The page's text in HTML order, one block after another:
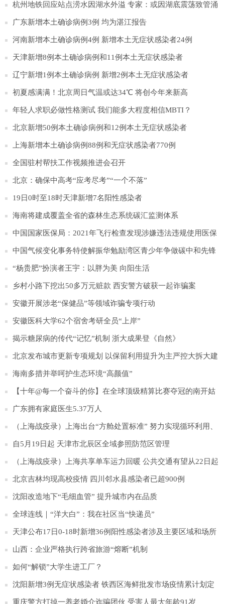
杭州地铁回应站点涝水因湖水外溢 专家：或因湖底震荡致管涌
广东新增本土确诊病例3例 均为湛江报告
河南新增本土确诊病例4例 新增本土无症状感染者24例
天津新增8例本土确诊病例和11例本土无症状感染者
辽宁新增1例本土确诊病例 新增2例本土无症状感染者
初夏感满满！北京周日气温或达34℃ 将创今年来新高
年轻人求职必做性格测试 我们能多大程度相信MBTI？
北京新增50例本土确诊病例和12例本土无症状感染者
上海新增本土确诊病例88例和无症状感染者770例
全国驻村帮扶工作视频推进会召开
北京：确保中高考“应考尽考”“一个不落”
19日0时至18时天津新增7名阳性感染者
海南将建成覆盖全省的森林生态系统碳汇监测体系
中国国家医保局：2021年飞行检查发现涉嫌违法违规使用医保
基金超5亿元
中国气候变化事务特使解振华勉励湾区青少年争做碳中和先锋
“杨贵肥”扮演者王宇：以胖为美 向阳生活
乡村小路下挖出50多万元赃款 西安警方破获一起诈骗案
安徽开展涉老“保健品”等领域诈骗专项行动
安徽医科大学62个宿舍考研全员“上岸”
揭示糖尿病的传代“记忆”机制 浙大成果登《自然》
北京发布城市更新专项规划 以保留利用提升为主严控大拆大建
海南多措并举呵护生态环境“高颜值”
【十年@每一个奋斗的你】在全球顶级精算比赛夺冠的南开姑
娘：始终满怀期待地前行
广东拥有家庭医生5.37万人
（上海战疫录）上海出台“方舱处置标准” 努力实现循环利用、
资源再生、安全处置
自5月19日起 天津市北辰区全域参照防范区管理
（上海战疫录）上海共享单车运力回暖 公共交通有望从22日起
逐步恢复
北京吉林均现高校疫情 四川邻水县感染者已超900例
沈阳改造地下“毛细血管” 提升城市内在品质
全球连线｜“洋大白”：我在社区当“快递员”
天津公布17日0-18时新增36例阳性感染者涉及主要区域和场所
山西：企业严格执行跨省旅游“熔断”机制
如何“解锁”大学生进工厂？
沈阳新增3例无症状感染者 铁西区海鲜批发市场疫情累计划定
疫点29个
重庆警方打掉一养老婚介诈骗团伙 受害人最大年龄91岁